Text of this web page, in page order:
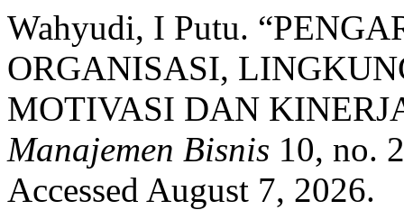
Wahyudi, I Putu.
ORGANISASI,
MOTIVASI DAN
Manajemen Bisnis 10, no.
Accessed August 7, 2026.